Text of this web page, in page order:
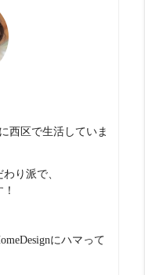
西区で生活していま
り派で、
にハマって